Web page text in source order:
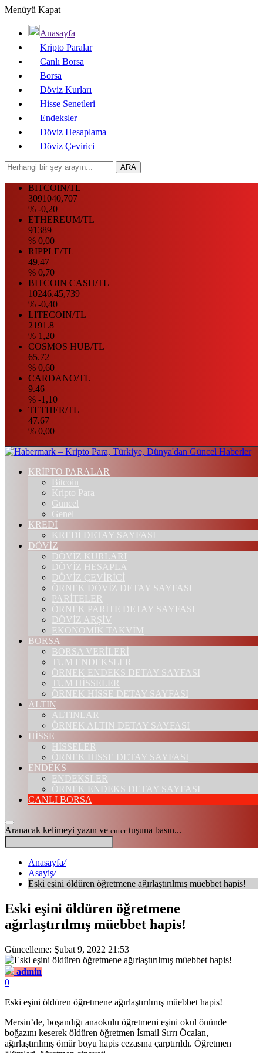
Menüyü Kapat
Anasayfa
Kripto Paralar
Canlı Borsa
Borsa
Döviz Kurları
Hisse Senetleri
Endeksler
Döviz Hesaplama
Döviz Çevirici
BITCOIN/TL
3091040,707
% -0,20
ETHEREUM/TL
91389
% 0,00
RIPPLE/TL
49.47
% 0,70
BITCOIN CASH/TL
10246.45,739
% -0,40
LITECOIN/TL
2191.8
% 1,20
COSMOS HUB/TL
65.72
% 0,60
CARDANO/TL
9.46
% -1,10
TETHER/TL
47.67
% 0,00
KRİPTO PARALAR
Bitcoin
Kripto Para
Güncel
Genel
KREDİ
KREDİ DETAY SAYFASI
DÖVİZ
DÖVİZ KURLARI
DÖVİZ HESAPLA
DÖVİZ ÇEVİRİCİ
ÖRNEK DÖVİZ DETAY SAYFASI
PARİTELER
ÖRNEK PARİTE DETAY SAYFASI
DÖVİZ ARŞİV
EKONOMİK TAKVİM
BORSA
BORSA VERİLERİ
TÜM ENDEKSLER
ÖRNEK ENDEKS DETAY SAYFASI
TÜM HİSSELER
ÖRNEK HİSSE DETAY SAYFASI
ALTIN
ALTINLAR
ÖRNEK ALTIN DETAY SAYFASI
HİSSE
HİSSELER
ÖRNEK HİSSE DETAY SAYFASI
ENDEKS
ENDEKSLER
ÖRNEK ENDEKS DETAY SAYFASI
CANLI BORSA
Aranacak kelimeyi yazın ve entertuşuna basın...
Anasayfa/
Asayiş/
Eski eşini öldüren öğretmene ağırlaştırılmış müebbet hapis!
Eski eşini öldüren öğretmene
ağırlaştırılmış müebbet hapis!
Güncelleme: Şubat 9, 2022 21:53
admin
0
Eski eşini öldüren öğretmene ağırlaştırılmış müebbet hapis!
Mersin’de, boşandığı anaokulu öğretmeni eşini okul önünde
boğazını keserek öldüren öğretmen İsmail Sırrı Öcalan,
ağırlaştırılmış ömür boyu hapis cezasına çarptırıldı. Öğretmen